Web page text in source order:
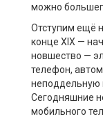
можно
Отступим ещё
конце XIX —
новшество —
телефон,
неподдельную
Сегодняшние
мобильного